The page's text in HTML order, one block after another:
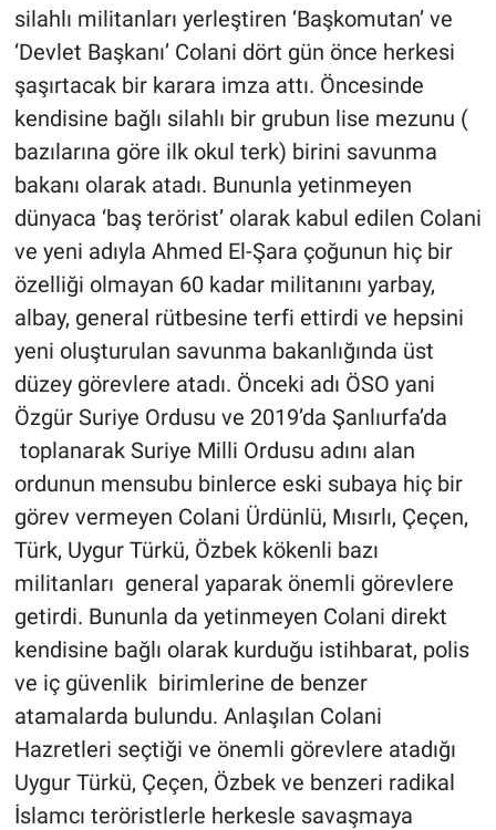
silahlı militanları yerleştiren ‘Başkomutan’ ve
‘Devlet Başkanı’ Colani dört gün önce herkesi
şaşırtacak bir karara imza attı. Öncesinde
kendisine bağlı silahlı bir grubun lise mezunu (
bazılarına göre ilk okul terk) birini savunma
bakanı olarak atadı. Bununla yetinmeyen
dünyaca ‘baş terörist’ olarak kabul edilen Colani
ve yeni adıyla Ahmed El-Şara çoğunun hiç bir
özelliği olmayan 60 kadar militanını yarbay,
albay, general rütbesine terfi ettirdi ve hepsini
yeni oluşturulan savunma bakanlığında üst
düzey görevlere atadı. Önceki adı ÖSO yani
Özgür Suriye Ordusu ve 2019’da Şanlıurfa’da
toplanarak Suriye Milli Ordusu adını alan
ordunun mensubu binlerce eski subaya hiç bir
görev vermeyen Colani Ürdünlü, Mısırlı, Çeçen,
Türk, Uygur Türkü, Özbek kökenli bazı
militanları general yaparak önemli görevlere
getirdi. Bununla da yetinmeyen Colani direkt
kendisine bağlı olarak kurduğu istihbarat, polis
ve iç güvenlik birimlerine de benzer
atamalarda bulundu. Anlaşılan Colani
Hazretleri seçtiği ve önemli görevlere atadığı
Uygur Türkü, Çeçen, Özbek ve benzeri radikal
İslamcı teröristlerle herkesle savaşmaya
Haber
İlan
Kimdir
Koronavirüs
Kültür Sanat
Ne demişti
Nedir
Popüler
Sağlık
Spor
Teknoloji
Türkiye'nin Geleceği
Türkiye'nin Gündemi
Yerel Gündem